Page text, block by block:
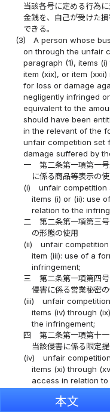
当該各号に定める行為
金銭を、自己が受けた
できる。
(3)
A person whose
on through the unfair
paragraph (1), items
item (xix), or item
for loss or damage
negligently infringed
equivalent to the
should have been
in the relevant of the
unfair competition set
damage suffered by
一
第二条第一項第一
に係る商品等表示の
(i)
unfair competition
items (i) or (ii): use
relation to the
二
第二条第一項第三
の形態の使用
(ii)
unfair
item (iii): use of a
infringement;
三
第二条第一項第四
侵害に係る営業秘密
(iii)
unfair
items (iv) through
the infringement;
四
第二条第一項第十
当該侵害に係る限定
(iv)
unfair
items (xi) through
access in relation
第二条第一項第十
メイン名の使用
本文